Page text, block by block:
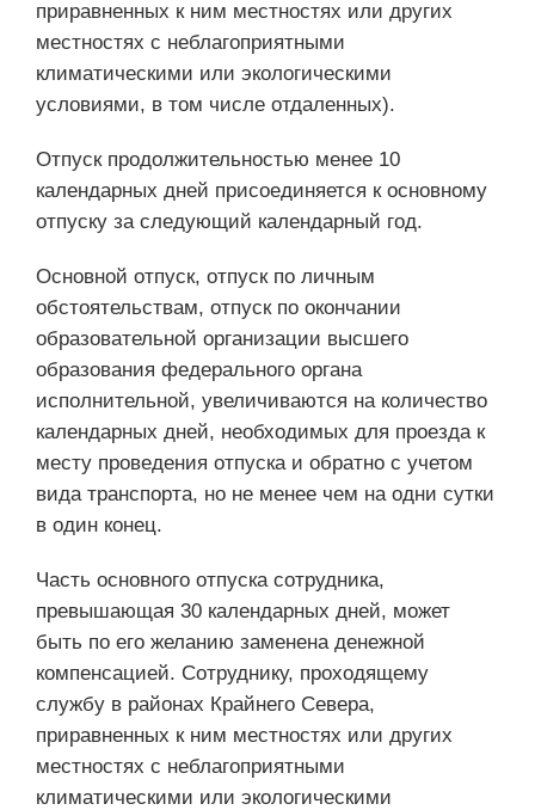
приравненных к ним местностях или других
местностях с неблагоприятными
климатическими или экологическими
условиями, в том числе отдаленных).
Отпуск продолжительностью менее 10
календарных дней присоединяется к основному
отпуску за следующий календарный год.
Основной отпуск, отпуск по личным
обстоятельствам, отпуск по окончании
образовательной организации высшего
образования федерального органа
исполнительной, увеличиваются на количество
календарных дней, необходимых для проезда к
месту проведения отпуска и обратно с учетом
вида транспорта, но не менее чем на одни сутки
в один конец.
Часть основного отпуска сотрудника,
превышающая 30 календарных дней, может
быть по его желанию заменена денежной
компенсацией. Сотруднику, проходящему
службу в районах Крайнего Севера,
приравненных к ним местностях или других
местностях с неблагоприятными
климатическими или экологическими